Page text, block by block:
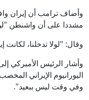
وأضاف ترامب أن إيران
مشددا على أن واشنطن "لن
وقال: "لولا تدخلنا، لكانت
وأشار الرئيس الأميركي
اليورانيوم الإيراني
وفي وقت ليس ببعيد".